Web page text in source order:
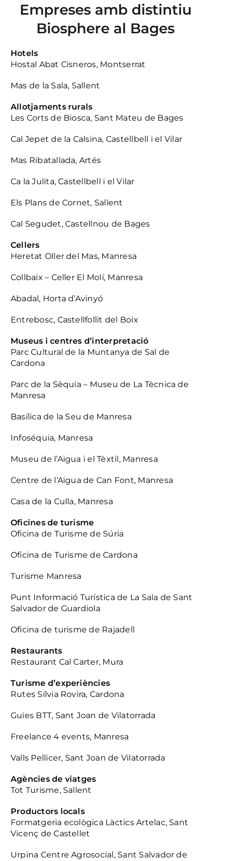
Empreses amb distintiu
Biosphere al Bages
Hotels
Hostal Abat Cisneros, Montserrat
Mas de la Sala, Sallent
Allotjaments rurals
Les Corts de Biosca, Sant Mateu de Bages
Cal Jepet de la Calsina, Castellbell i el Vilar
Mas Ribatallada, Artés
Ca la Julita, Castellbell i el Vilar
Els Plans de Cornet, Sallent
Cal Segudet, Castellnou de Bages
Cellers
Heretat Oller del Mas, Manresa
Collbaix – Celler El Molí, Manresa
Abadal, Horta d’Avinyó
Entrebosc, Castellfollit del Boix
Museus i centres d’interpretació
Parc Cultural de la Muntanya de Sal de
Cardona
Parc de la Sèquia – Museu de La Tècnica de
Manresa
Basílica de la Seu de Manresa
Infoséquia, Manresa
Museu de l’Aigua i el Tèxtil, Manresa
Centre de l’Aigua de Can Font, Manresa
Casa de la Culla, Manresa
Oficines de turisme
Oficina de Turisme de Súria
Oficina de Turisme de Cardona
Turisme Manresa
Punt Informació Turística de La Sala de Sant
Salvador de Guardiola
Oficina de turisme de Rajadell
Restaurants
Restaurant Cal Carter, Mura
Turisme d’experiències
Rutes Sílvia Rovira, Cardona
Guies BTT, Sant Joan de Vilatorrada
Freelance 4 events, Manresa
Valls Pellicer, Sant Joan de Vilatorrada
Agències de viatges
Tot Turisme, Sallent
Productors locals
Formatgeria ecològica Làctics Artelac, Sant
Vicenç de Castellet
Urpina Centre Agrosocial, Sant Salvador de